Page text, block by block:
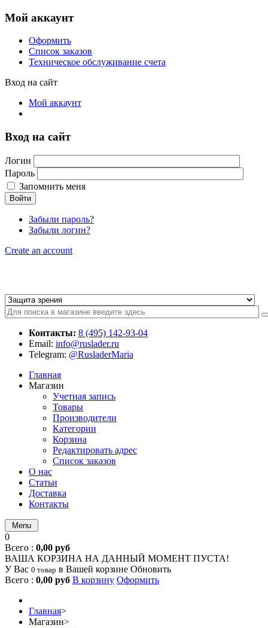
Мой аккаунт
Оформить
Список заказов
Техническое обслуживание счета
Вход на сайт
Мой аккаунт
Вход на сайт
Логин
Пароль
Запомнить меня
Войти
Забыли пароль?
Забыли логин?
Create an account
Контакты: 8 (495) 142-93-04
Email: info@ruslader.ru
Telegram: @RusladerMaria
Главная
Магазин
Учетная запись
Товары
Производители
Категории
Корзина
Редактировать адрес
Список заказов
О нас
Статьи
Доставка
Контакты
Menu
0
Всего : 0,00 руб
ВАША КОРЗИНА НА ДАННЫЙ МОМЕНТ ПУСТА!
У Вас 0 товар в Вашей корзине Обновить
Всего : 0,00 руб В корзину Оформить
Главная>
Магазин>